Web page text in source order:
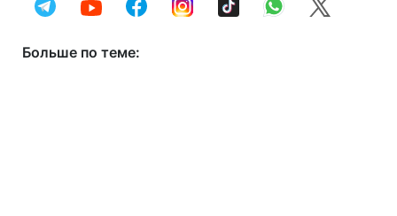
Больше по теме: